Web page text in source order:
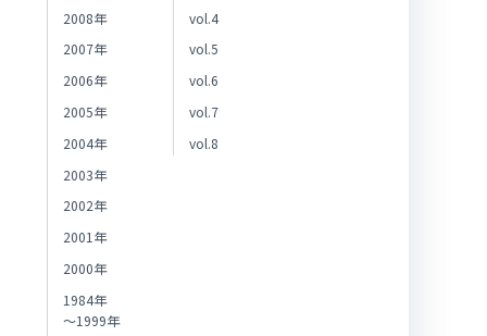
2008年
2007年
2006年
2005年
2004年
2003年
2002年
2001年
2000年
1984年
～1999年
vol.4
vol.5
vol.6
vol.7
vol.8